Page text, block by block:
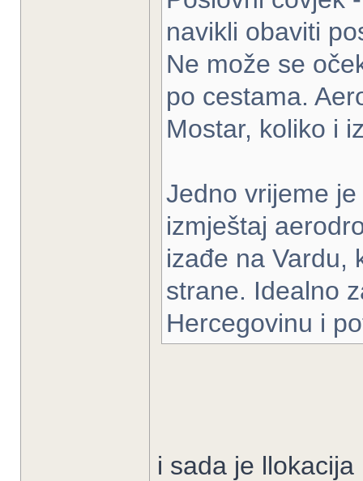
navikli obaviti
Ne može se
po cestama.
Mostar, koliko i
Jedno vrijeme
izmještaj
izađe na Vardu,
strane. Idealno
Hercegovinu i
i sada je